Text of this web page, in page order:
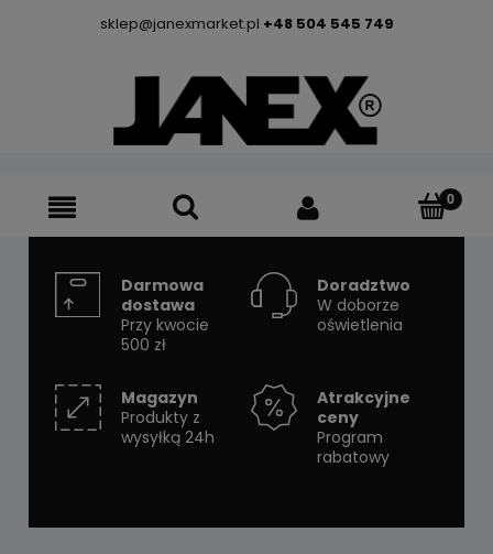
sklep@janexmarket.pl +48 504 545 749
Darmowa
dostawa
Przy kwocie
500 zł
Doradztwo
W doborze
oświetlenia
Magazyn
Produkty z
wysyłką 24h
Atrakcyjne
ceny
Program
rabatowy